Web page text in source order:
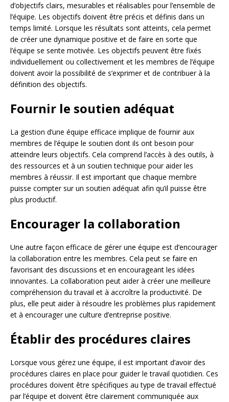
d’objectifs clairs, mesurables et réalisables pour l’ensemble de
l’équipe. Les objectifs doivent être précis et définis dans un
temps limité. Lorsque les résultats sont atteints, cela permet
de créer une dynamique positive et de faire en sorte que
l’équipe se sente motivée. Les objectifs peuvent être fixés
individuellement ou collectivement et les membres de l’équipe
doivent avoir la possibilité de s’exprimer et de contribuer à la
définition des objectifs.
Fournir le soutien adéquat
La gestion d’une équipe efficace implique de fournir aux
membres de l’équipe le soutien dont ils ont besoin pour
atteindre leurs objectifs. Cela comprend l’accès à des outils, à
des ressources et à un soutien technique pour aider les
membres à réussir. Il est important que chaque membre
puisse compter sur un soutien adéquat afin qu’il puisse être
plus productif.
Encourager la collaboration
Une autre façon efficace de gérer une équipe est d’encourager
la collaboration entre les membres. Cela peut se faire en
favorisant des discussions et en encourageant les idées
innovantes. La collaboration peut aider à créer une meilleure
compréhension du travail et à accroître la productivité. De
plus, elle peut aider à résoudre les problèmes plus rapidement
et à encourager une culture d’entreprise positive.
Établir des procédures claires
Lorsque vous gérez une équipe, il est important d’avoir des
procédures claires en place pour guider le travail quotidien. Ces
procédures doivent être spécifiques au type de travail effectué
par l’équipe et doivent être clairement communiquée aux